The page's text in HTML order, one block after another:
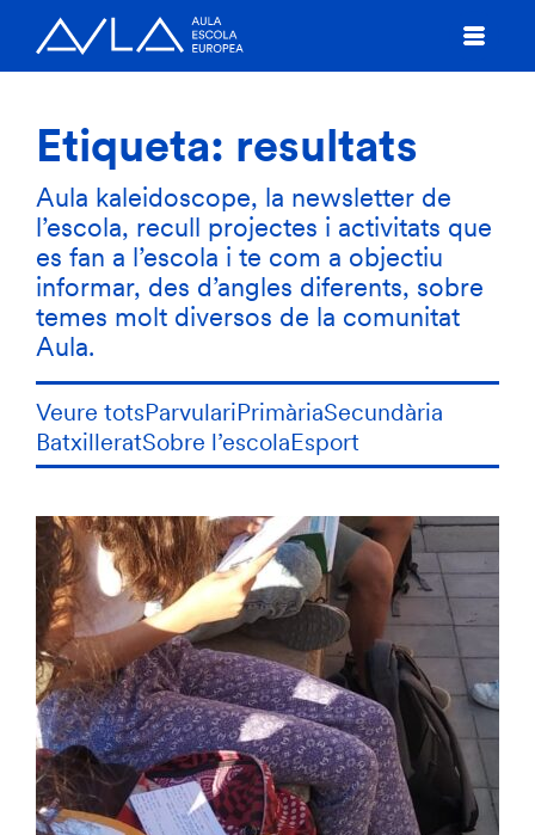
Etiqueta: resultats
Aula kaleidoscope, la newsletter de
l’escola, recull projectes i activitats que
es fan a l’escola i te com a objectiu
informar, des d’angles diferents, sobre
temes molt diversos de la comunitat
Aula.
Veure totsParvulariPrimàriaSecundària
BatxilleratSobre l’escolaEsport